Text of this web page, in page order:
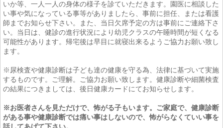
いか等、一人一人の身体の様子を診ていただきます。園医に相談した
い事や気になっている事等がありましたら、事前に担任、または看護
師までお知らせ下さい。また、当日欠席予定の方は事前にご連絡下さ
い。当日は、健診の進行状況により幼児クラスの午睡時間が短くなる
可能性があります。帰宅後は早目に就寝出来るようご協力お願い致し
ます。
※尿検査や健康診断は子ども達の健康を守る為、法律に基づいて実施
するものです。ご理解。ご協力お願い致します。健康診断や細菌検査
の結果につきましては、後日健康カードにてお知らせします。
※お医者さんを見ただけで、怖がる子もいます。ご家庭で、健康診断
がある事や健康診断では痛い事はしないので、怖がらなくていい事を